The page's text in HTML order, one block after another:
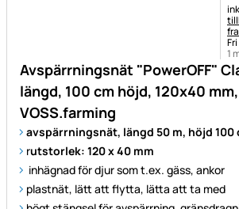
Avspärrningsnät "PowerOFF"
längd, 100 cm höjd, 120x40
VOSS.farming
avspärrningsnät, längd 50 m, höjd 100
rutstorlek: 120 x 40 mm
inhägnad för djur som t.ex. gäss, ankor
plastnät, lätt att flytta, lätta att ta med
1